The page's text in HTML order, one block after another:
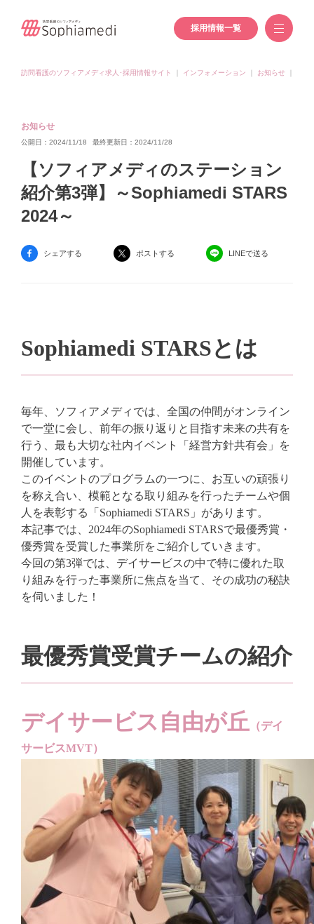
採用情報一覧
訪問看護のソフィアメディ求人･採用情報サイト インフォメーション お知らせ
お知らせ
公開日：2024/11/18 最終更新日：2024/11/28
【ソフィアメディのステーション
紹介第3弾】～Sophiamedi STARS
2024～
シェアする ポストする LINEで送る
Sophiamedi STARSとは
毎年、ソフィアメディでは、全国の仲間がオンライン
で一堂に会し、前年の振り返りと目指す未来の共有を
行う、最も大切な社内イベント「経営方針共有会」を
開催しています。
このイベントのプログラムの一つに、お互いの頑張り
を称え合い、模範となる取り組みを行ったチームや個
人を表彰する「Sophiamedi STARS」があります。
本記事では、2024年のSophiamedi STARSで最優秀賞・
優秀賞を受賞した事業所をご紹介していきます。
今回の第3弾では、デイサービスの中で特に優れた取
り組みを行った事業所に焦点を当て、その成功の秘訣
を伺いました！
最優秀賞受賞チームの紹介
デイサービス自由が丘 （デイ
サービスMVT）